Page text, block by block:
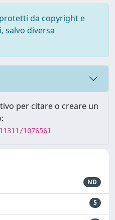
da copyright e
salvo diversa
per citare o creare un
1076561
ND
5